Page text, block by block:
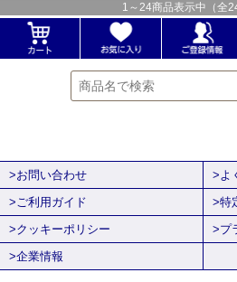
1 ～ 24商品表示中（全
>お問い合わせ
>よ
>ご利用ガイド
>特
>クッキーポリシー
>プ
>企業情報